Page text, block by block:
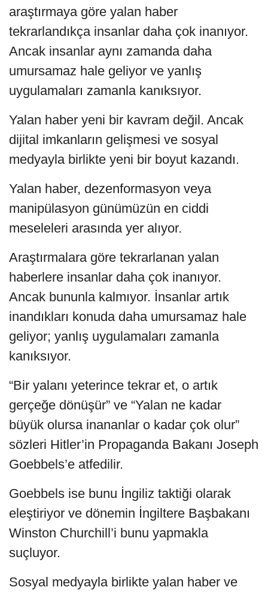
araştırmaya göre yalan haber
tekrarlandıkça insanlar daha çok inanıyor.
Ancak insanlar aynı zamanda daha
umursamaz hale geliyor ve yanlış
uygulamaları zamanla kanıksıyor.
Yalan haber yeni bir kavram değil. Ancak
dijital imkanların gelişmesi ve sosyal
medyayla birlikte yeni bir boyut kazandı.
Yalan haber, dezenformasyon veya
manipülasyon günümüzün en ciddi
meseleleri arasında yer alıyor.
Araştırmalara göre tekrarlanan yalan
haberlere insanlar daha çok inanıyor.
Ancak bununla kalmıyor. İnsanlar artık
inandıkları konuda daha umursamaz hale
geliyor; yanlış uygulamaları zamanla
kanıksıyor.
“Bir yalanı yeterince tekrar et, o artık
gerçeğe dönüşür” ve “Yalan ne kadar
büyük olursa inananlar o kadar çok olur”
sözleri Hitler’in Propaganda Bakanı Joseph
Goebbels’e atfedilir.
Goebbels ise bunu İngiliz taktiği olarak
eleştiriyor ve dönemin İngiltere Başbakanı
Winston Churchill’i bunu yapmakla
suçluyor.
Sosyal medyayla birlikte yalan haber ve